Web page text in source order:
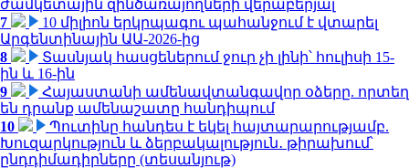
ժամկետային զինծառայողների վերաբերյալ
7
10 միլիոն երկրպագու պահանջում է վտարել
Արգենտինային ԱԱ-2026-ից
8
Տասնյակ հասցեներում ջուր չի լինի՝ հուլիսի 15-
ին և 16-ին
9
Հայաստանի ամենավտանգավոր օձերը. որտեղ
են դրանք ամենաշատը հանդիպում
10
Պուտինը հանդես է եկել հայտարարությամբ.
Խուզարկություն և ձերբակալություն․ թիրախում՝
ընդդիմադիրները (տեսանյութ)